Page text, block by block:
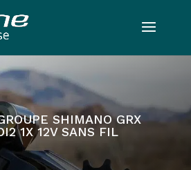
SHIMANO GRX
1X 12V SANS FIL